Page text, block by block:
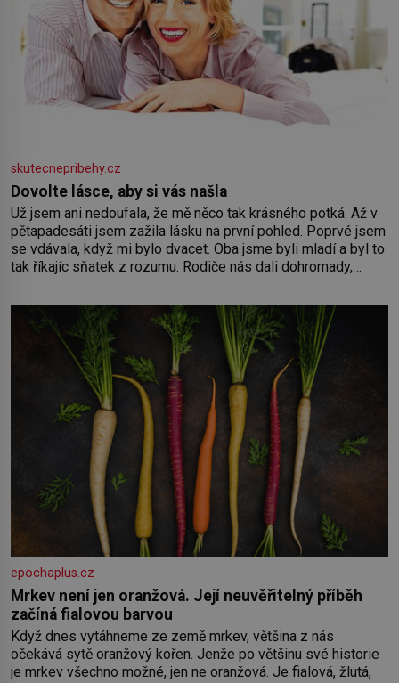
skutecnepribehy.cz
Dovolte lásce, aby si vás našla
Už jsem ani nedoufala, že mě něco tak krásného potká. Až v
pětapadesáti jsem zažila lásku na první pohled. Poprvé jsem
se vdávala, když mi bylo dvacet. Oba jsme byli mladí a byl to
tak říkajíc sňatek z rozumu. Rodiče nás dali dohromady,
oběma moc nesvědčilo, brzy jsme zjistili, že
epochaplus.cz
Mrkev není jen oranžová. Její neuvěřitelný příběh
začíná fialovou barvou
Když dnes vytáhneme ze země mrkev, většina z nás
očekává sytě oranžový kořen. Jenže po většinu své historie
je mrkev všechno možné, jen ne oranžová. Je fialová, žlutá,